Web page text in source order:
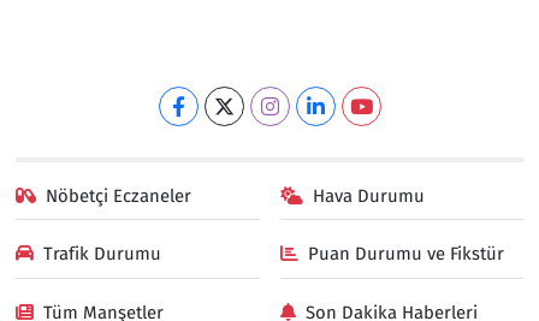
Nöbetçi Eczaneler Hava Durumu
Trafik Durumu Puan Durumu ve Fikstür
Tüm Manşetler Son Dakika Haberleri